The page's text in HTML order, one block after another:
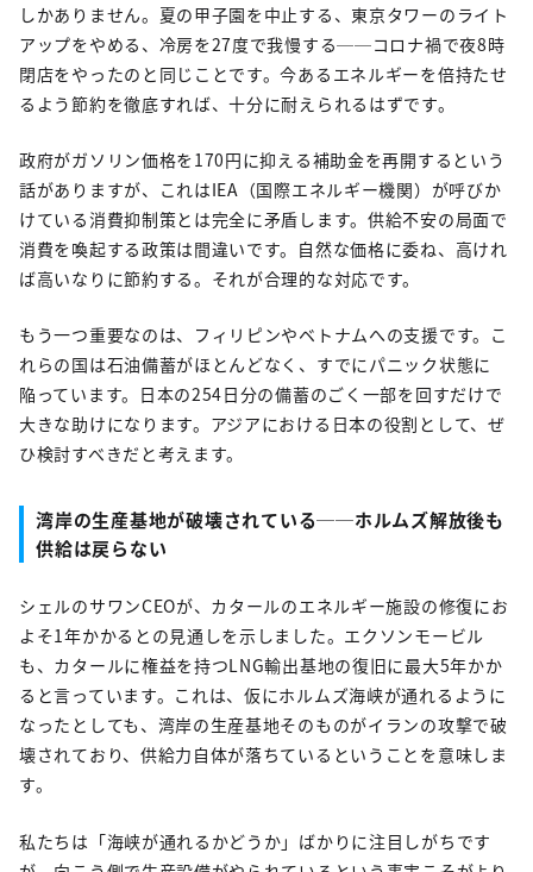
しかありません。夏の甲子園を中止する、東京タワーのライト
アップをやめる、冷房を27度で我慢する──コロナ禍で夜8時
閉店をやったのと同じことです。今あるエネルギーを倍持たせ
るよう節約を徹底すれば、十分に耐えられるはずです。
政府がガソリン価格を170円に抑える補助金を再開するという
話がありますが、これはIEA（国際エネルギー機関）が呼びか
けている消費抑制策とは完全に矛盾します。供給不安の局面で
消費を喚起する政策は間違いです。自然な価格に委ね、高けれ
ば高いなりに節約する。それが合理的な対応です。
もう一つ重要なのは、フィリピンやベトナムへの支援です。こ
れらの国は石油備蓄がほとんどなく、すでにパニック状態に
陥っています。日本の254日分の備蓄のごく一部を回すだけで
大きな助けになります。アジアにおける日本の役割として、ぜ
ひ検討すべきだと考えます。
湾岸の生産基地が破壊されている──ホルムズ解放後も
供給は戻らない
シェルのサワンCEOが、カタールのエネルギー施設の修復にお
よそ1年かかるとの見通しを示しました。エクソンモービル
も、カタールに権益を持つLNG輸出基地の復旧に最大5年かか
ると言っています。これは、仮にホルムズ海峡が通れるように
なったとしても、湾岸の生産基地そのものがイランの攻撃で破
壊されており、供給力自体が落ちているということを意味しま
す。
私たちは「海峡が通れるかどうか」ばかりに注目しがちです